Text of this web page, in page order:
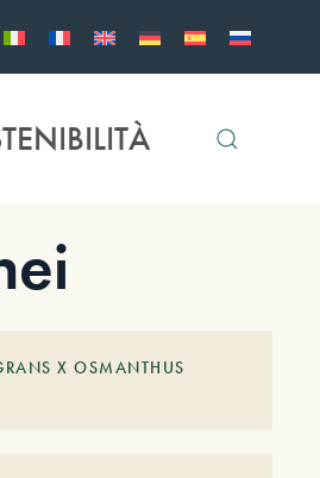
X OSMANTHUS